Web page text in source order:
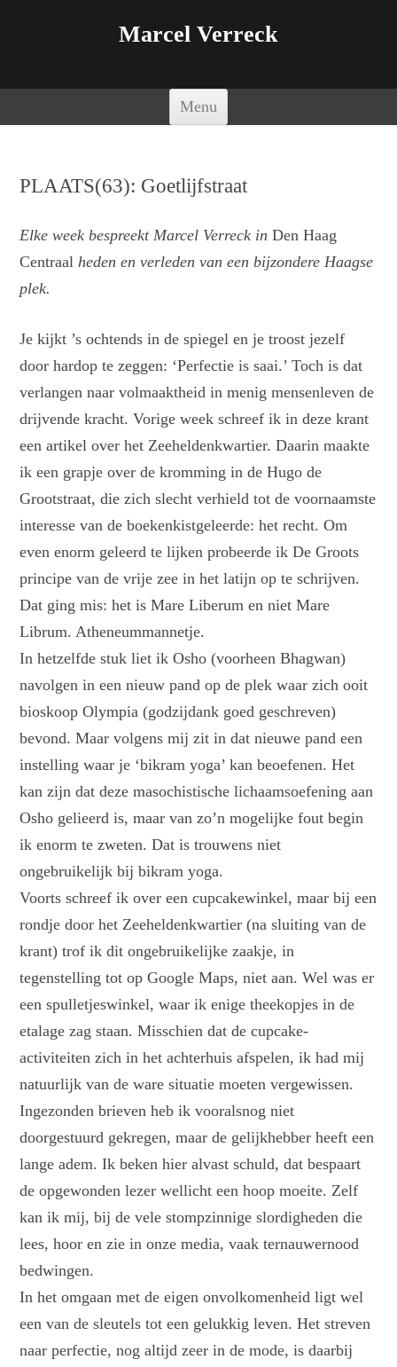
Marcel Verreck
Menu
PLAATS(63): Goetlijfstraat
Elke week bespreekt Marcel Verreck in Den Haag
Centraal heden en verleden van een bijzondere Haagse
plek.
Je kijkt ’s ochtends in de spiegel en je troost jezelf
door hardop te zeggen: ‘Perfectie is saai.’ Toch is dat
verlangen naar volmaaktheid in menig mensenleven de
drijvende kracht. Vorige week schreef ik in deze krant
een artikel over het Zeeheldenkwartier. Daarin maakte
ik een grapje over de kromming in de Hugo de
Grootstraat, die zich slecht verhield tot de voornaamste
interesse van de boekenkistgeleerde: het recht. Om
even enorm geleerd te lijken probeerde ik De Groots
principe van de vrije zee in het latijn op te schrijven.
Dat ging mis: het is Mare Liberum en niet Mare
Librum. Atheneummannetje.
In hetzelfde stuk liet ik Osho (voorheen Bhagwan)
navolgen in een nieuw pand op de plek waar zich ooit
bioskoop Olympia (godzijdank goed geschreven)
bevond. Maar volgens mij zit in dat nieuwe pand een
instelling waar je ‘bikram yoga’ kan beoefenen. Het
kan zijn dat deze masochistische lichaamsoefening aan
Osho gelieerd is, maar van zo’n mogelijke fout begin
ik enorm te zweten. Dat is trouwens niet
ongebruikelijk bij bikram yoga.
Voorts schreef ik over een cupcakewinkel, maar bij een
rondje door het Zeeheldenkwartier (na sluiting van de
krant) trof ik dit ongebruikelijke zaakje, in
tegenstelling tot op Google Maps, niet aan. Wel was er
een spulletjeswinkel, waar ik enige theekopjes in de
etalage zag staan. Misschien dat de cupcake-
activiteiten zich in het achterhuis afspelen, ik had mij
natuurlijk van de ware situatie moeten vergewissen.
Ingezonden brieven heb ik vooralsnog niet
doorgestuurd gekregen, maar de gelijkhebber heeft een
lange adem. Ik beken hier alvast schuld, dat bespaart
de opgewonden lezer wellicht een hoop moeite. Zelf
kan ik mij, bij de vele stompzinnige slordigheden die
lees, hoor en zie in onze media, vaak ternauwernood
bedwingen.
In het omgaan met de eigen onvolkomenheid ligt wel
een van de sleutels tot een gelukkig leven. Het streven
naar perfectie, nog altijd zeer in de mode, is daarbij